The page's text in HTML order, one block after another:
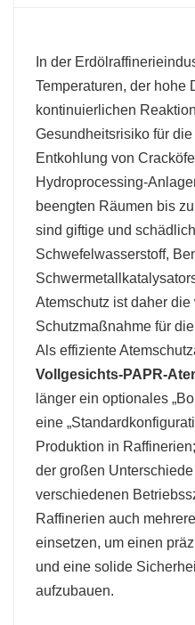
In der
Temperaturen, der hohe
kontinuierlichen
Gesundheitsrisiko für
Entkohlung von
Hydroprocessing-
beengten Räumen bis
sind giftige und
Schwefelwasserstoff,
Atemschutz ist daher die
Schutzmaßnahme für
Als effiziente
Vollgesichts-PAPR-
länger ein optionales
eine
Produktion in
der großen
verschiedenen
Raffinerien auch
einsetzen, um einen
und eine solide
aufzubauen.